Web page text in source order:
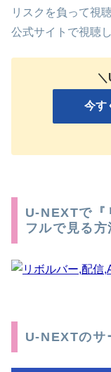
リスクを負って視
公式サイトで視聴
今す
U-NEXTで『
フルで見る方
U-NEXTのサ